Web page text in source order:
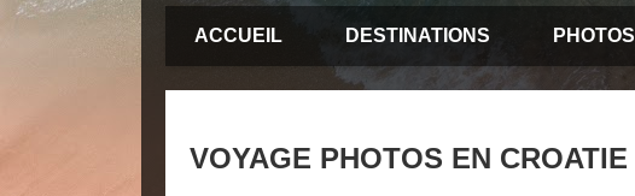
ACCUEIL DESTINATIONS PHOTOS
VOYAGE PHOTOS EN CROATIE